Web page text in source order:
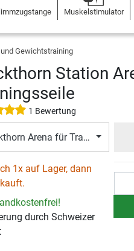
Muskelstimulator
Gewichtstraining
Station
1 Bewertung
Arena für Trainingsseile
1x auf Lager, dann
durch Schweizer